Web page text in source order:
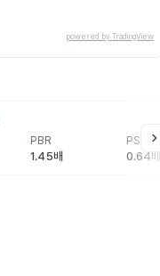
powered by TradingView
PBR
1.45배
PSR
0.64배
chevron_right